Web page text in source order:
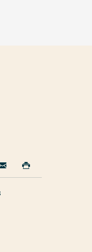
Email
deze deze